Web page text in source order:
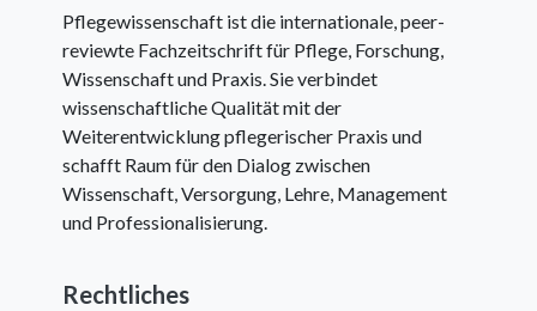
Pflegewissenschaft ist die internationale, peer-
reviewte Fachzeitschrift für Pflege, Forschung,
Wissenschaft und Praxis. Sie verbindet
wissenschaftliche Qualität mit der
Weiterentwicklung pflegerischer Praxis und
schafft Raum für den Dialog zwischen
Wissenschaft, Versorgung, Lehre, Management
und Professionalisierung.
Rechtliches